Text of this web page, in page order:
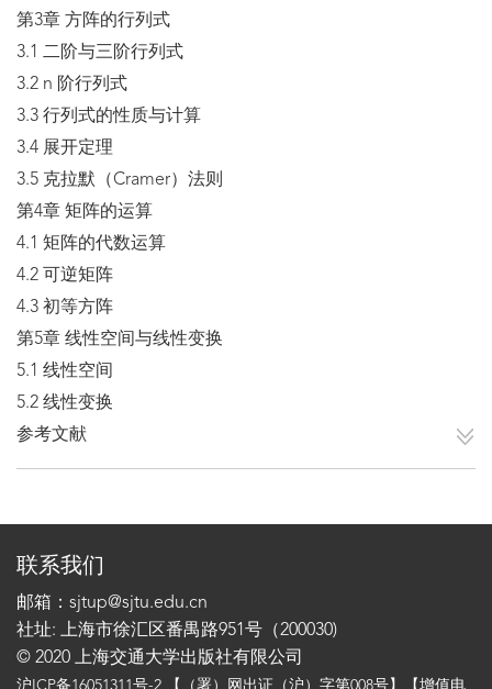
第3章 方阵的行列式
3.1 二阶与三阶行列式
3.2 n 阶行列式
3.3 行列式的性质与计算
3.4 展开定理
3.5 克拉默（Cramer）法则
第4章 矩阵的运算
4.1 矩阵的代数运算
4.2 可逆矩阵
4.3 初等方阵
第5章 线性空间与线性变换
5.1 线性空间
5.2 线性变换
参考文献
联系我们
邮箱：sjtup@sjtu.edu.cn
社址: 上海市徐汇区番禺路951号（200030)
© 2020 上海交通大学出版社有限公司